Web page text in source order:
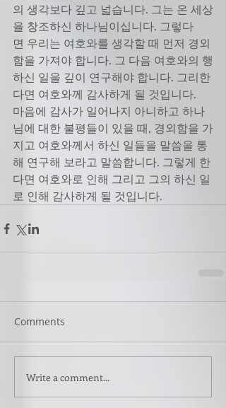
의 생각보다 깊고 넓습니다. 그는 온 세상
을 창조하신 하나님이십니다. 그렇다
면 우리는 여호와를 생각할 때 먼저 경외
함을 가져야 합니다. 그 다음 여호와의 행
하신 일을 깊이 연구해야 합니다. 그리한
다면 여호와께 감사하게 될 것입니다.
마음에 감사가 일어나지 아니하고 하나
님에 대한 불평들이 있을 때, 경외함을 가
지고 여호와께서 하신 일들을 말씀을 통
해 연구해 보라고 말씀합니다. 그렇게 한
다면 여호와로 인해 그리고 그의 하신 일
로 인해 감사하게 될 것입니다.
Comments
Write a comment...